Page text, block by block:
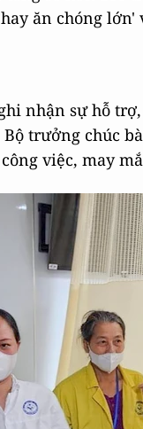
ăn chóng
nhận sự hỗ
trưởng chúc
việc, may